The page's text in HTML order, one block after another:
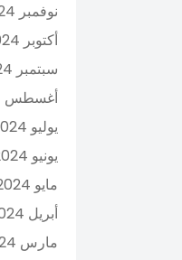
نوفمبر 2024
أكتوبر 2024
سبتمبر 2024
أغسطس 2024
يوليو 2024
يونيو 2024
مايو 2024
أبريل 2024
مارس 2024